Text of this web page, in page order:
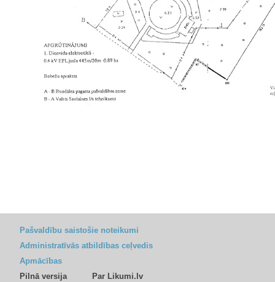
Pašvaldību saistošie noteikumi
Administratīvās atbildības ceļvedis
Apmācības
Pilnā versija
Par Likumi.lv